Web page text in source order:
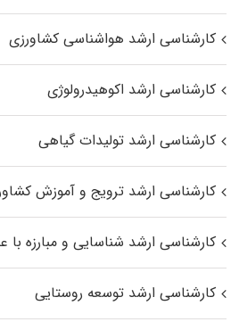
کارشناسی ارشد هواشناسی کشاورزی
کارشناسی ارشد اکوهیدرولوژی
کارشناسی ارشد تولیدات گیاهی
کارشناسی ارشد ترویج و آموزش
کارشناسی ارشد شناسایی و مبارزه با
کارشناسی ارشد توسعه روستایی